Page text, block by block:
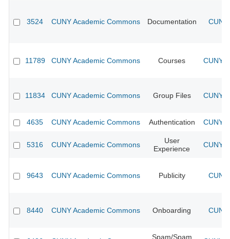
3524 CUNY Academic Commons Documentation
11789 CUNY Academic Commons Courses CUNY
11834 CUNY Academic Commons Group Files CUNY
4635 CUNY Academic Commons Authentication CUNY
5316 CUNY Academic Commons
User
Experience
CUNY
9643 CUNY Academic Commons Publicity
8440 CUNY Academic Commons Onboarding
Spam/Spam